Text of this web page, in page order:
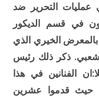
عمليات التحرير ضد
في قسم الديكور
بالمعرض الخيري الذي
ذكر ذلك رئيس
الفنانين في هذا
حيث قدموا عشرين